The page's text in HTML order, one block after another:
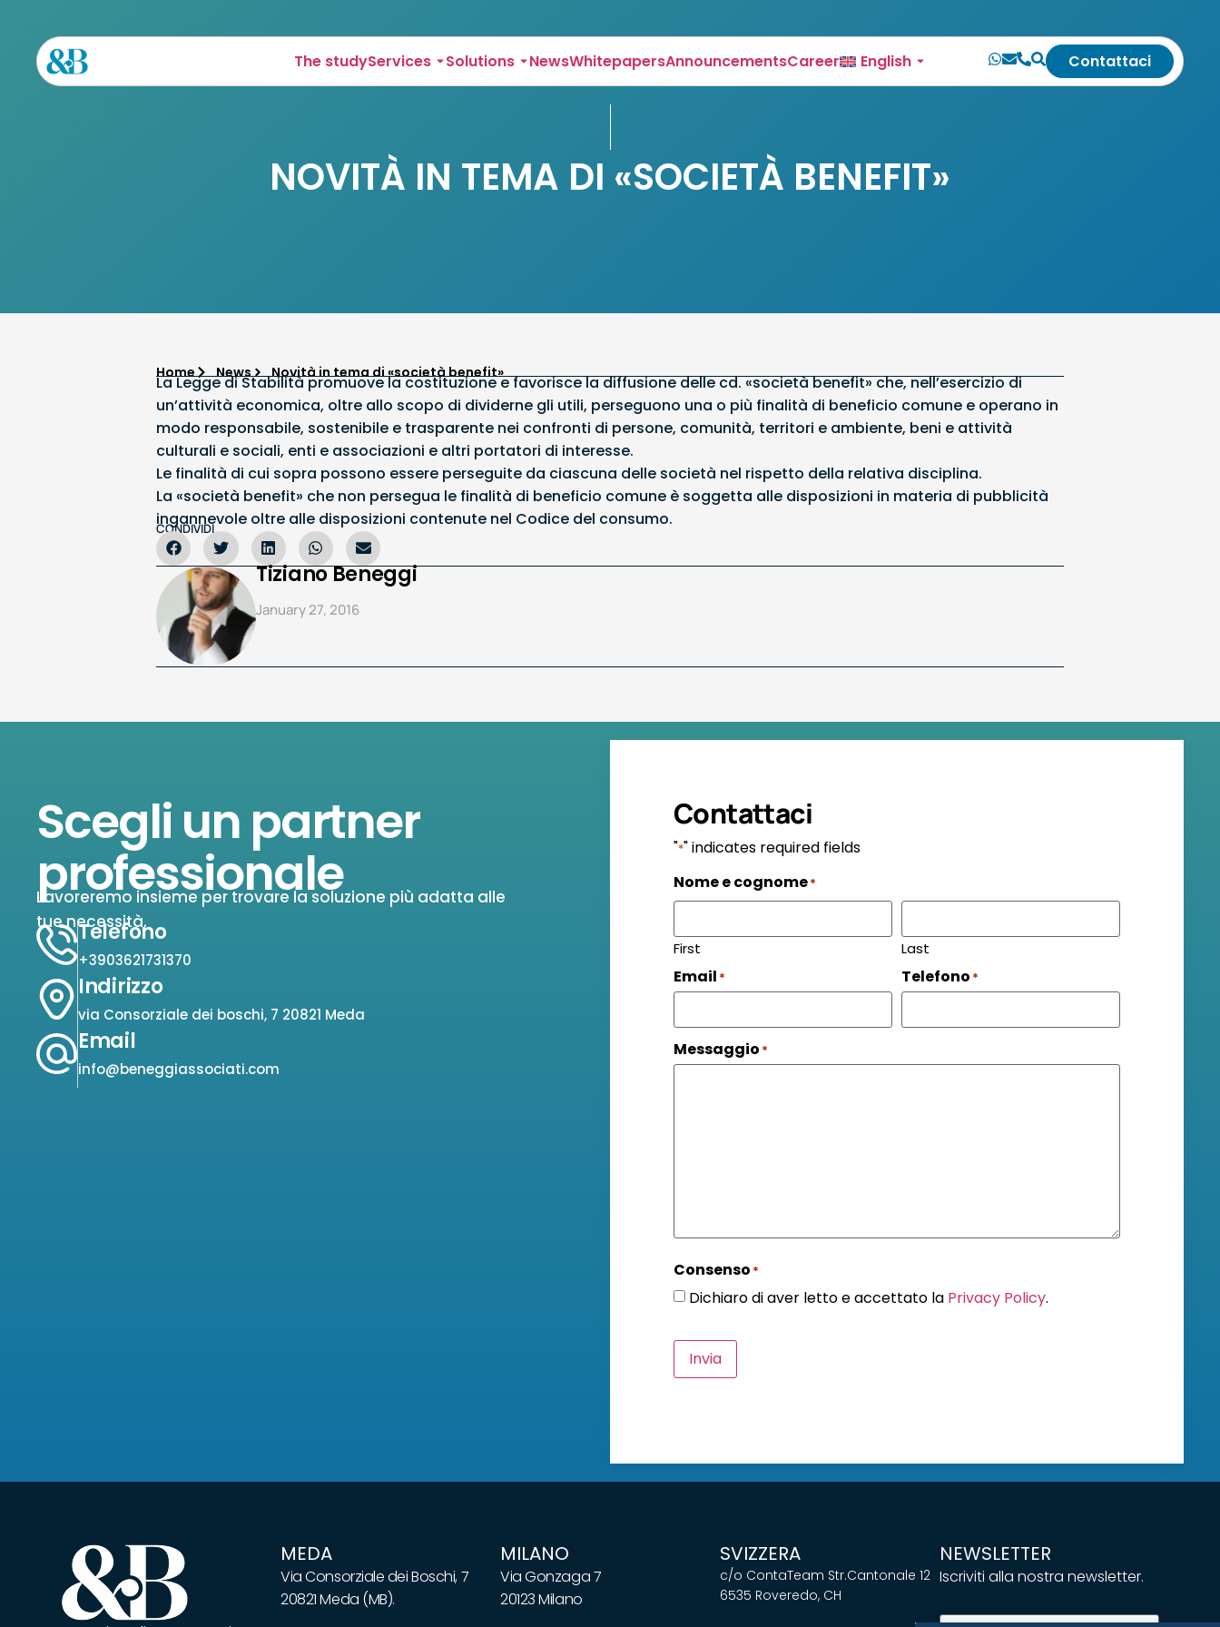
The studyServices Solutions NewsWhitepapersAnnouncementsCareer English Contattaci
NOVITÀ IN TEMA DI «SOCIETÀ BENEFIT»
Home News Novità in tema di «società benefit»
La Legge di Stabilità promuove la costituzione e favorisce la diffusione delle cd. «società benefit» che, nell’esercizio di
un’attività economica, oltre allo scopo di dividerne gli utili, perseguono una o più finalità di beneficio comune e operano in
modo responsabile, sostenibile e trasparente nei confronti di persone, comunità, territori e ambiente, beni e attività
culturali e sociali, enti e associazioni e altri portatori di interesse.
Le finalità di cui sopra possono essere perseguite da ciascuna delle società nel rispetto della relativa disciplina.
La «società benefit» che non persegua le finalità di beneficio comune è soggetta alle disposizioni in materia di pubblicità
ingannevole oltre alle disposizioni contenute nel Codice del consumo.
CONDIVIDI
Tiziano Beneggi
January 27, 2016
Scegli un partner
professionale
Lavoreremo insieme per trovare la soluzione più adatta alle
tue necessità.
Telefono
+3903621731370
Indirizzo
via Consorziale dei boschi, 7 20821 Meda
Email
info@beneggiassociati.com
Contattaci
"*" indicates required fields
Nome e cognome*
First Last
Email * Telefono *
Messaggio *
Consenso *
Dichiaro di aver letto e accettato la Privacy Policy.
Invia
MEDA
Via Consorziale dei Boschi, 7
20821 Meda (MB).
MILANO
Via Gonzaga 7
20123 Milano
SVIZZERA
c/o ContaTeam Str.Cantonale 12
6535 Roveredo, CH
NEWSLETTER
Iscriviti alla nostra newsletter.
Email(Required)